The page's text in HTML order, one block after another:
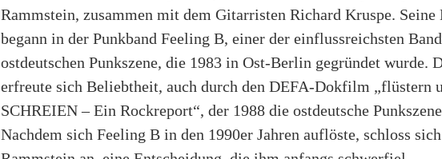
Rammstein, zusammen mit dem Gitarristen Richard Kruspe. Seine
begann in der Punkband Feeling B, einer der einflussreichsten
ostdeutschen Punkszene, die 1983 in Ost-Berlin gegründet wurde.
erfreute sich Beliebtheit, auch durch den DEFA-Dokfilm „flüstern
SCHREIEN – Ein Rockreport“, der 1988 die ostdeutsche
Nachdem sich Feeling B in den 1990er Jahren auflöste, schloss